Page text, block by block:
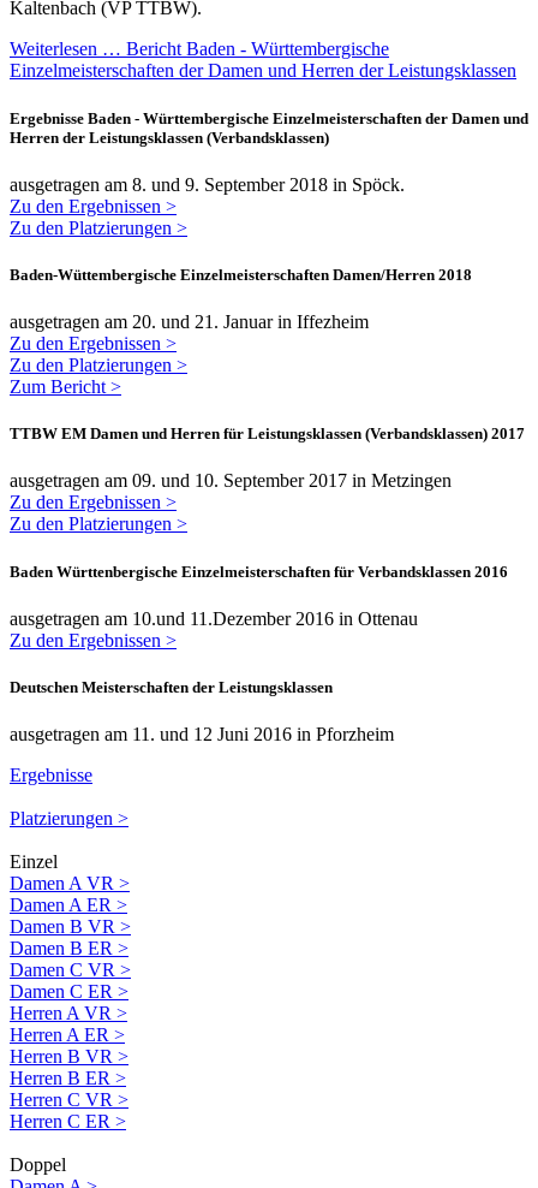
Kaltenbach (VP TTBW).
Weiterlesen … Bericht Baden - Württembergische
Einzelmeisterschaften der Damen und Herren der Leistungsklassen
Ergebnisse Baden - Württembergische Einzelmeisterschaften der Damen und
Herren der Leistungsklassen (Verbandsklassen)
ausgetragen am 8. und 9. September 2018 in Spöck.
Zu den Ergebnissen >
Zu den Platzierungen >
Baden-Wüttembergische Einzelmeisterschaften Damen/Herren 2018
ausgetragen am 20. und 21. Januar in Iffezheim
Zu den Ergebnissen >
Zu den Platzierungen >
Zum Bericht >
TTBW EM Damen und Herren für Leistungsklassen (Verbandsklassen) 2017
ausgetragen am 09. und 10. September 2017 in Metzingen
Zu den Ergebnissen >
Zu den Platzierungen >
Baden Württenbergische Einzelmeisterschaften für Verbandsklassen 2016
ausgetragen am 10.und 11.Dezember 2016 in Ottenau
Zu den Ergebnissen >
Deutschen Meisterschaften der Leistungsklassen
ausgetragen am 11. und 12 Juni 2016 in Pforzheim
Ergebnisse
Platzierungen >
Einzel
Damen A VR >
Damen A ER >
Damen B VR >
Damen B ER >
Damen C VR >
Damen C ER >
Herren A VR >
Herren A ER >
Herren B VR >
Herren B ER >
Herren C VR >
Herren C ER >
Doppel